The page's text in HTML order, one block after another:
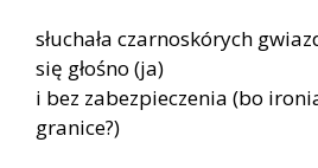
słuchała czarnoskórych
się głośno (ja)
i bez zabezpieczenia (bo
granice?)